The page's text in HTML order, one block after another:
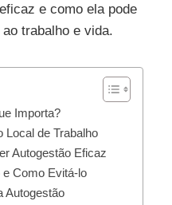
e como ela pode
trabalho e vida.
Importa?
Local de Trabalho
Autogestão Eficaz
Como Evitá-lo
Autogestão